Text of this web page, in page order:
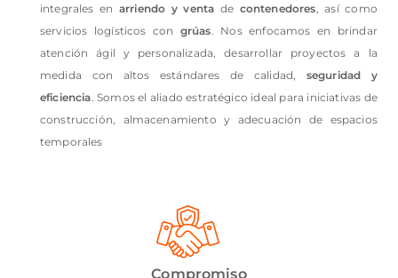
integrales en arriendo y venta de contenedores , así como
servicios logísticos con grúas . Nos enfocamos en brindar
atención ágil y personalizada, desarrollar proyectos a la
medida con altos estándares de calidad, seguridad y
eficiencia . Somos el aliado estratégico ideal para iniciativas de
construcción, almacenamiento y adecuación de espacios
temporales
Compromiso